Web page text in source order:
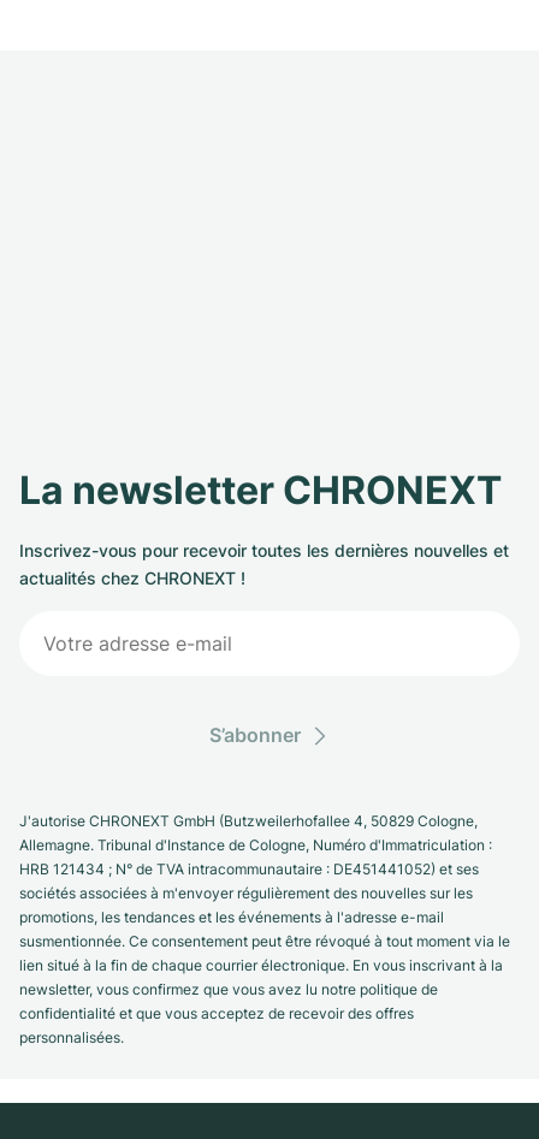
La newsletter CHRONEXT
Inscrivez-vous pour recevoir toutes les dernières nouvelles et
actualités chez CHRONEXT !
S’abonner
J'autorise CHRONEXT GmbH (Butzweilerhofallee 4, 50829 Cologne,
Allemagne. Tribunal d'Instance de Cologne, Numéro d'Immatriculation :
HRB 121434 ; N° de TVA intracommunautaire : DE451441052) et ses
sociétés associées à m'envoyer régulièrement des nouvelles sur les
promotions, les tendances et les événements à l'adresse e-mail
susmentionnée. Ce consentement peut être révoqué à tout moment via le
lien situé à la fin de chaque courrier électronique. En vous inscrivant à la
newsletter, vous confirmez que vous avez lu notre politique de
confidentialité et que vous acceptez de recevoir des offres
personnalisées.